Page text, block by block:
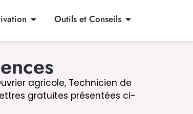
Outils et Conseils
agricole, Technicien de
gratuites présentées ci-